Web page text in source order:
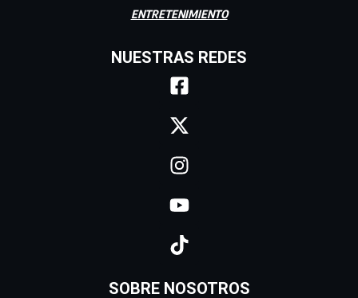
ENTRETENIMIENTO
NUESTRAS REDES
SOBRE NOSOTROS